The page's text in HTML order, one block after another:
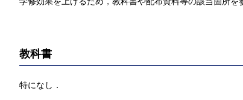
教科書
特になし．